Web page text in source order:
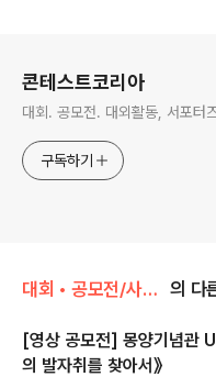
콘테스트코리아
대회. 공모전. 대외활동, 서포터
구독하기
대회 • 공모전/사진 • 영상 의 다
[영상 공모전] 몽양기념관
의 발자취를 찾아서》